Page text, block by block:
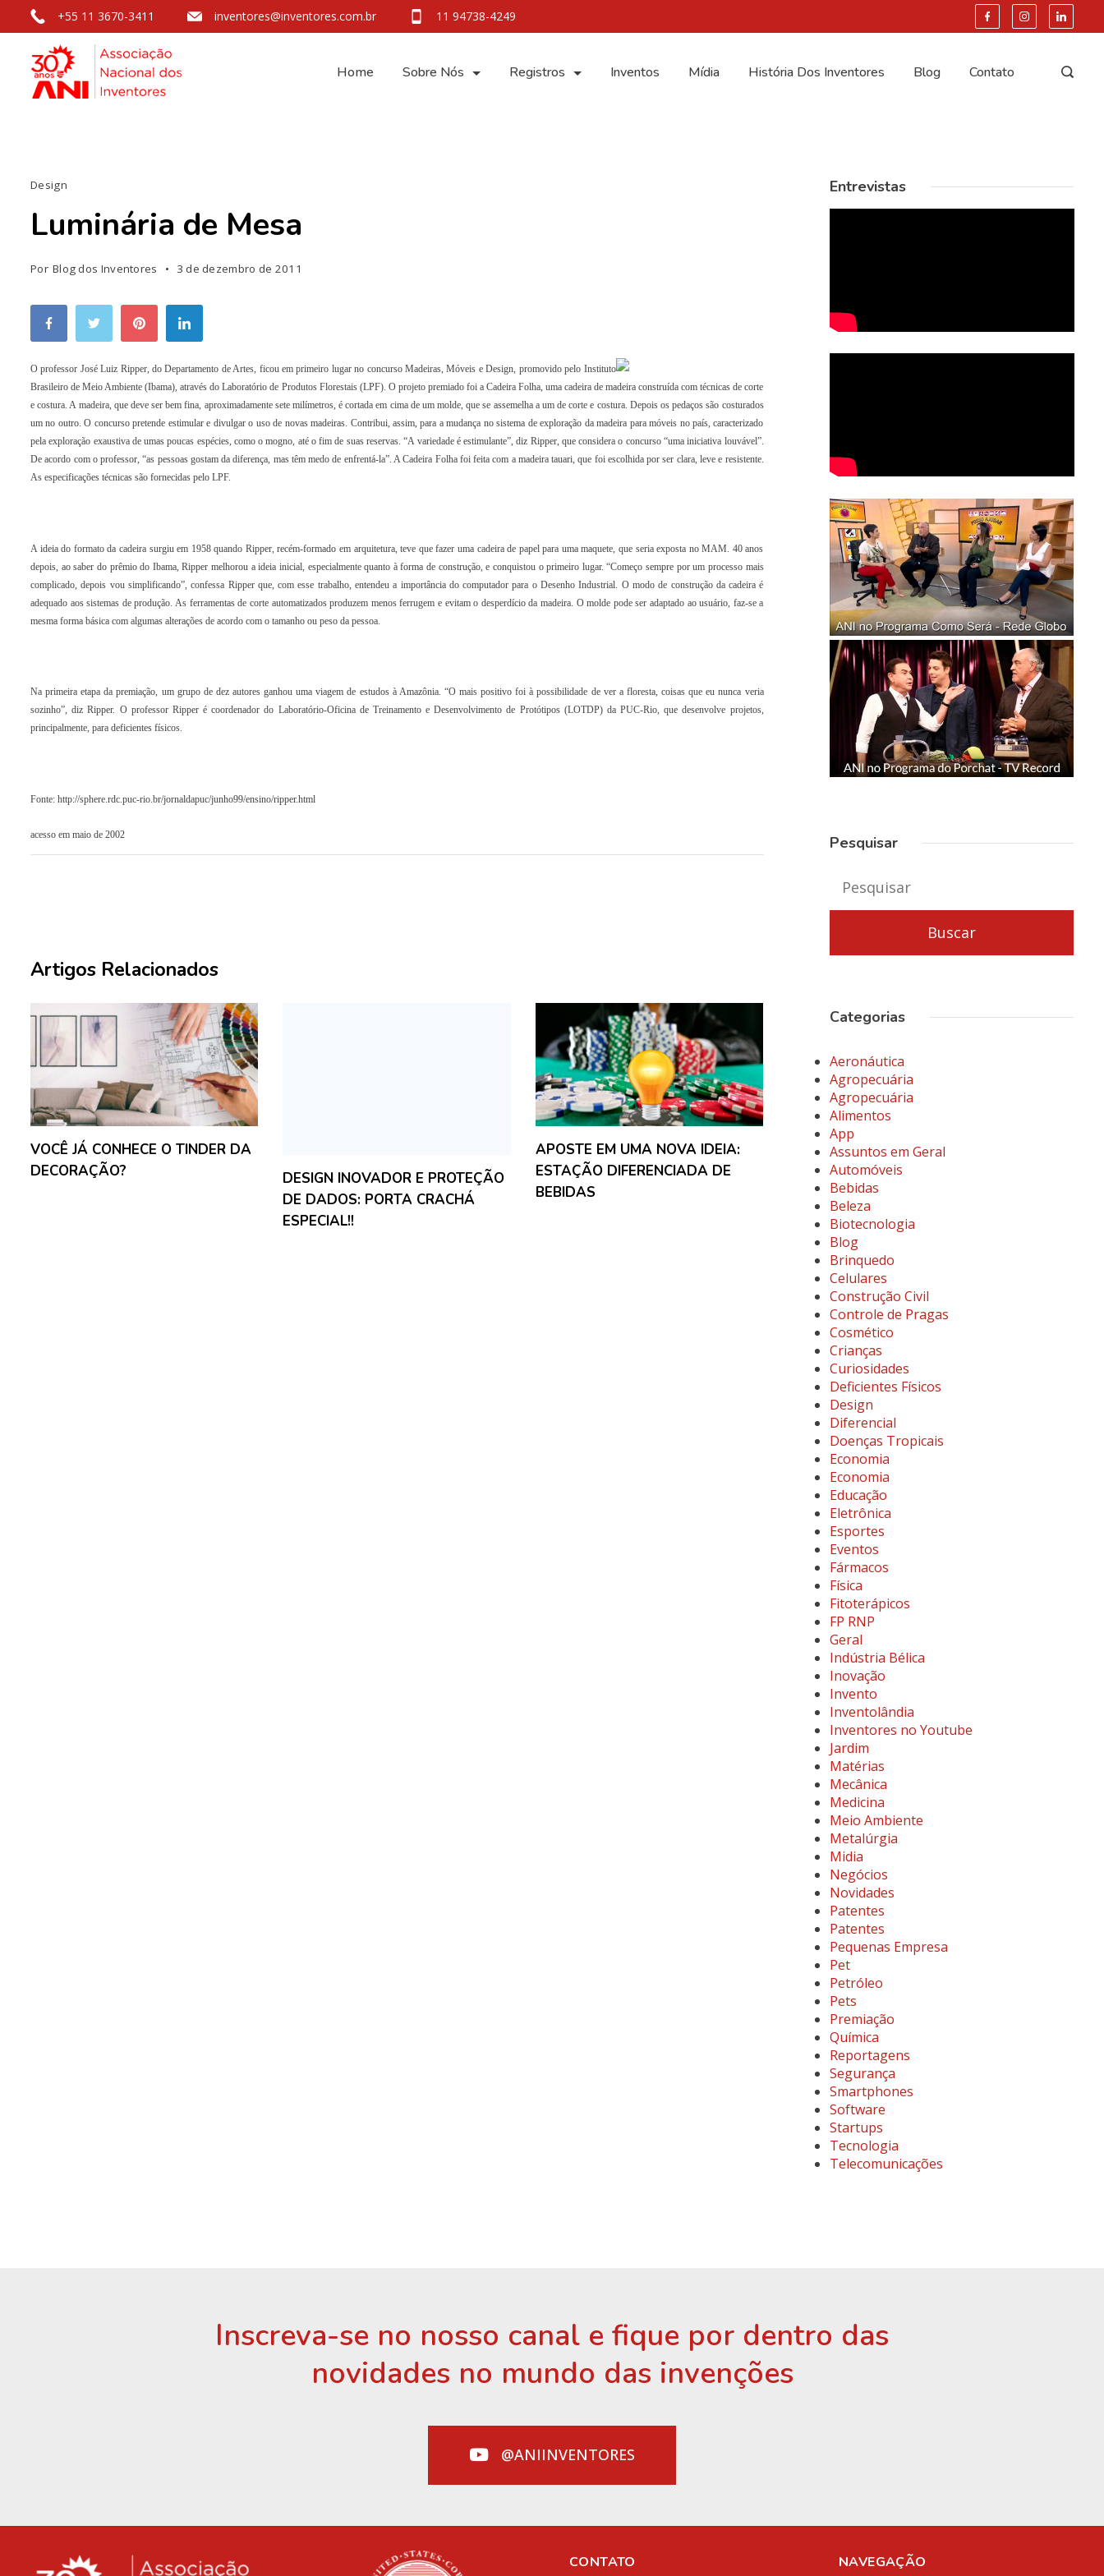
+55 11 3670-3411 inventores@inventores.com.br 11 94738-4249
Home Sobre Nós Registros Inventos Mídia História Dos Inventores Blog Contato
Design
Luminária de Mesa
Por Blog dos Inventores 3 de dezembro de 2011
O professor José Luiz Ripper, do Departamento de Artes, ficou em primeiro lugar no concurso Madeiras, Móveis e Design, promovido pelo Instituto
Brasileiro de Meio Ambiente (Ibama), através do Laboratório de Produtos Florestais (LPF). O projeto premiado foi a Cadeira Folha, uma cadeira de madeira construída com técnicas de corte
e costura. A madeira, que deve ser bem fina, aproximadamente sete milímetros, é cortada em cima de um molde, que se assemelha a um de corte e costura. Depois os pedaços são costurados
um no outro. O concurso pretende estimular e divulgar o uso de novas madeiras. Contribui, assim, para a mudança no sistema de exploração da madeira para móveis no país, caracterizado
pela exploração exaustiva de umas poucas espécies, como o mogno, até o fim de suas reservas. “A variedade é estimulante”, diz Ripper, que considera o concurso “uma iniciativa louvável”.
De acordo com o professor, “as pessoas gostam da diferença, mas têm medo de enfrentá-la”. A Cadeira Folha foi feita com a madeira tauari, que foi escolhida por ser clara, leve e resistente.
As especificações técnicas são fornecidas pelo LPF.
A ideia do formato da cadeira surgiu em 1958 quando Ripper, recém-formado em arquitetura, teve que fazer uma cadeira de papel para uma maquete, que seria exposta no MAM. 40 anos
depois, ao saber do prêmio do Ibama, Ripper melhorou a ideia inicial, especialmente quanto à forma de construção, e conquistou o primeiro lugar. “Começo sempre por um processo mais
complicado, depois vou simplificando”, confessa Ripper que, com esse trabalho, entendeu a importância do computador para o Desenho Industrial. O modo de construção da cadeira é
adequado aos sistemas de produção. As ferramentas de corte automatizados produzem menos ferrugem e evitam o desperdício da madeira. O molde pode ser adaptado ao usuário, faz-se a
mesma forma básica com algumas alterações de acordo com o tamanho ou peso da pessoa.
Na primeira etapa da premiação, um grupo de dez autores ganhou uma viagem de estudos à Amazônia. “O mais positivo foi à possibilidade de ver a floresta, coisas que eu nunca veria
sozinho”, diz Ripper. O professor Ripper é coordenador do Laboratório-Oficina de Treinamento e Desenvolvimento de Protótipos (LOTDP) da PUC-Rio, que desenvolve projetos,
principalmente, para deficientes físicos.
Fonte: http://sphere.rdc.puc-rio.br/jornaldapuc/junho99/ensino/ripper.html
acesso em maio de 2002
Artigos Relacionados
VOCÊ JÁ CONHECE O TINDER DA
DECORAÇÃO?
DESIGN INOVADOR E PROTEÇÃO
DE DADOS: PORTA CRACHÁ
ESPECIAL!!
APOSTE EM UMA NOVA IDEIA:
ESTAÇÃO DIFERENCIADA DE
BEBIDAS
Entrevistas
Pesquisar
Categorias
Aeronáutica
Agropecuária
Agropecuária
Alimentos
App
Assuntos em Geral
Automóveis
Bebidas
Beleza
Biotecnologia
Blog
Brinquedo
Celulares
Construção Civil
Controle de Pragas
Cosmético
Crianças
Curiosidades
Deficientes Físicos
Design
Diferencial
Doenças Tropicais
Economia
Economia
Educação
Eletrônica
Esportes
Eventos
Fármacos
Física
Fitoterápicos
FP RNP
Geral
Indústria Bélica
Inovação
Invento
Inventolândia
Inventores no Youtube
Jardim
Matérias
Mecânica
Medicina
Meio Ambiente
Metalúrgia
Midia
Negócios
Novidades
Patentes
Patentes
Pequenas Empresa
Pet
Petróleo
Pets
Premiação
Química
Reportagens
Segurança
Smartphones
Software
Startups
Tecnologia
Telecomunicações
Inscreva-se no nosso canal e fique por dentro das
novidades no mundo das invenções
@ANIINVENTORES
CONTATO NAVEGAÇÃO